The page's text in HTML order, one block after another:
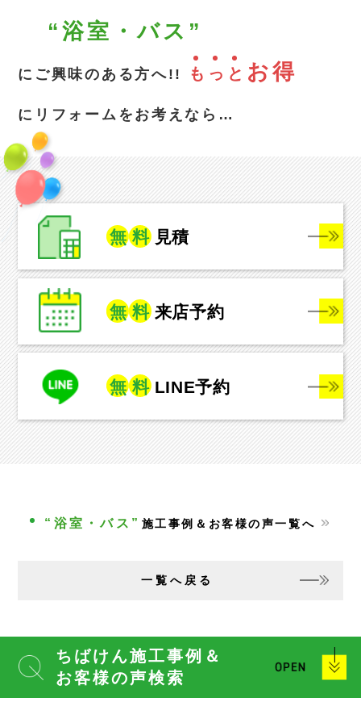
“浴室・バス”
にご興味のある方へ!! も っ と お得
にリフォームをお考えなら…
無 料 見積
無 料 来店予約
無 料 LINE予約
“浴室・バス” 施工事例＆お客様の声一覧へ
一覧へ戻る
ちばけん施工事例＆
お客様の声検索